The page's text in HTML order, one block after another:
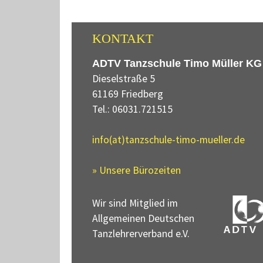
KONTAKT
ADTV Tanzschule Timo Müller KG
Dieselstraße 5
61169 Friedberg
Tel.: 06031.721515
info(at)tanzschule-timo-mueller.de
» Unsere Bürozeiten
Wir sind Mitglied im
Allgemeinen Deutschen
Tanzlehrerverband e.V.